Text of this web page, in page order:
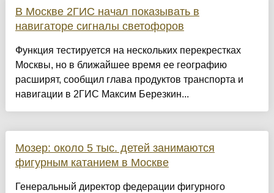
В Москве 2ГИС начал показывать в
навигаторе сигналы светофоров
Функция тестируется на нескольких перекрестках
Москвы, но в ближайшее время ее географию
расширят, сообщил глава продуктов транспорта и
навигации в 2ГИС Максим Березкин...
Мозер: около 5 тыс. детей занимаются
фигурным катанием в Москве
Генеральный директор федерации фигурного